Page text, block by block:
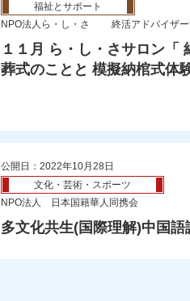
福祉とサポート
NPO法人ら・し・さ 終活アドバイザー
１１月 ら・し・さサロン「
葬式のことと 模擬納棺式体験
公開日：2022年10月28日
文化・芸術・スポーツ
NPO法人 日本国籍華人同携会
多文化共生(国際理解)中国